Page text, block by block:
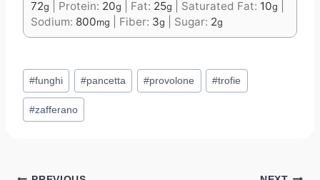
72g Protein: 20g Fat: 25g Saturated Fat: 10g
Sodium: 800mg Fiber: 3g Sugar: 2g
Post
Tags:
#funghi #pancetta #provolone #trofie
#zafferano